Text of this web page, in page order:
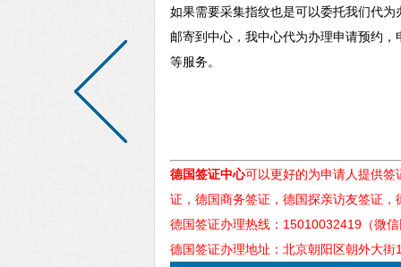
如果需要采集指纹也是可以委托我们代
邮寄到中心，我中心代为办理申请预约
等服务。
德国签证中心可以更好的为申请人提供
证，德国商务签证，德国探亲访友签证
德国签证办理热线：15010032419（微
德国签证办理地址：北京朝阳区朝外大